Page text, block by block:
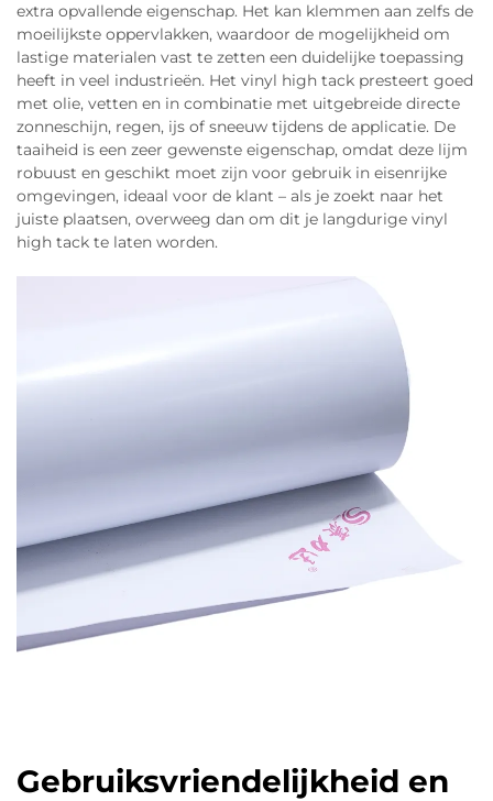
extra opvallende eigenschap. Het kan klemmen aan zelfs de
moeilijkste oppervlakken, waardoor de mogelijkheid om
lastige materialen vast te zetten een duidelijke toepassing
heeft in veel industrieën. Het vinyl high tack presteert goed
met olie, vetten en in combinatie met uitgebreide directe
zonneschijn, regen, ijs of sneeuw tijdens de applicatie. De
taaiheid is een zeer gewenste eigenschap, omdat deze lijm
robuust en geschikt moet zijn voor gebruik in eisenrijke
omgevingen, ideaal voor de klant – als je zoekt naar het
juiste plaatsen, overweeg dan om dit je langdurige vinyl
high tack te laten worden.
Gebruiksvriendelijkheid en